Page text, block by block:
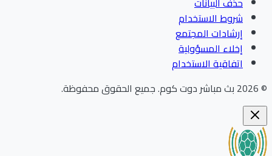
شروط الاستخدام
إرشادات المجتمع
إخلاء المسؤولية
اتفاقية الاستخدام
بث مباشر دوت كوم.جميع الحقوق محفوظة.